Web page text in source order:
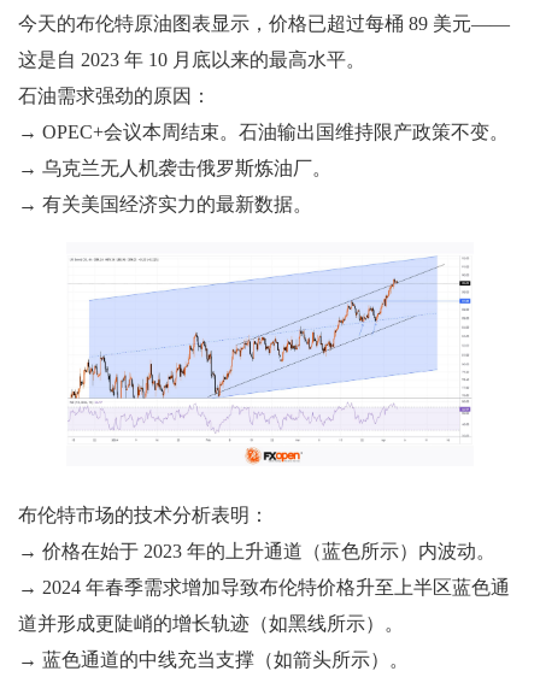
今天的布伦特原油图表显示，价格已超过每桶 89 美元——
这是自 2023 年 10 月底以来的最高水平。
石油需求强劲的原因：
→ OPEC+会议本周结束。石油输出国维持限产政策不变。
→ 乌克兰无人机袭击俄罗斯炼油厂。
→ 有关美国经济实力的最新数据。
布伦特市场的技术分析表明：
→ 价格在始于 2023 年的上升通道（蓝色所示）内波动。
→ 2024 年春季需求增加导致布伦特价格升至上半区蓝色通
道并形成更陡峭的增长轨迹（如黑线所示）。
→ 蓝色通道的中线充当支撑（如箭头所示）。